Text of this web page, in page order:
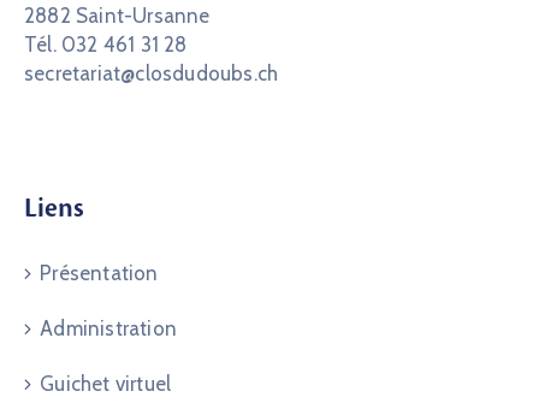
2882 Saint-Ursanne
Tél. 032 461 31 28
secretariat@closdudoubs.ch
Liens
Présentation
Administration
Guichet virtuel